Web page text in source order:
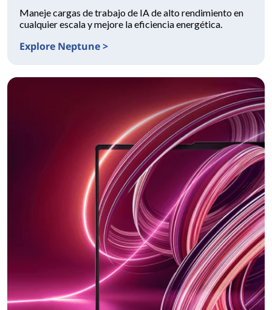
Maneje cargas de trabajo de IA de alto rendimiento en
cualquier escala y mejore la eficiencia energética.
Explore Neptune >